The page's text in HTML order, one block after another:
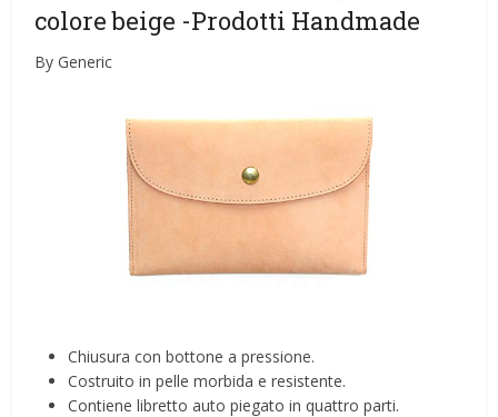
colore beige -Prodotti Handmade
By Generic
Chiusura con bottone a pressione.
Costruito in pelle morbida e resistente.
Contiene libretto auto piegato in quattro parti.